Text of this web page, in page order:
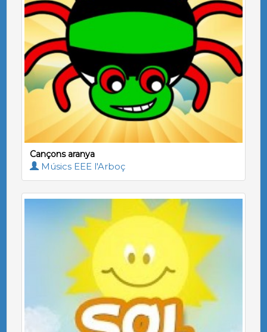
Cançons aranya
Músics EEE l'Arboç